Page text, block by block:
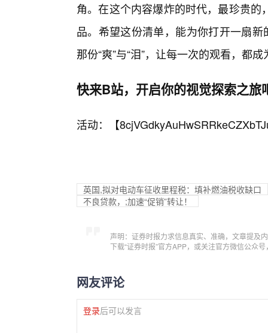
角。在这个内容爆炸的时代，最珍贵
品。希望这份清单，能为你打开一扇
那份“爽”与“泪”，让每一次的观看，都
快来B站，开启你的视觉探索之旅
活动：【
英国,拟对电动车征收里程税：填补燃油税收缺口
不良贷款，;加速“促销”转让！
声明：证券时报力求信息真实、准确，文章提及
下载“证券时报”官方APP，或关注官方微信公众
网友评论
登录后可以发言